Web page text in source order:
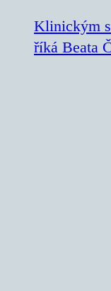
Klinickým
říká Beata